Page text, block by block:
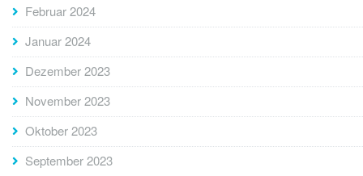
Februar 2024
Januar 2024
Dezember 2023
November 2023
Oktober 2023
September 2023